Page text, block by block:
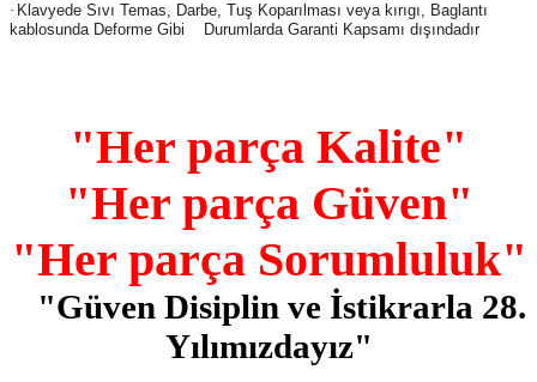
· Klavyede Sıvı Temas, Darbe, Tuş Koparılması veya kırıgı, Baglantı
kablosunda Deforme Gibi
Durumlarda Garanti Kapsamı dışındadır
"Her parça Kalite"
"Her parça Güven"
"Her parça Sorumluluk"
"Güven Disiplin ve İstikrarla 28.
Yılımızdayız"